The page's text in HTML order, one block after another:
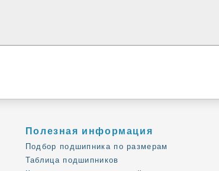
Полезная информация
Подбор подшипника по размерам
Таблица подшипников